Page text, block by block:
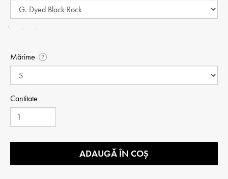
Mărime ?
Cantitate
ADAUGĂ ÎN COȘ